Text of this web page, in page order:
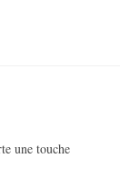
une touche